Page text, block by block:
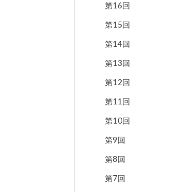
第16回
第15回
第14回
第13回
第12回
第11回
第10回
第9回
第8回
第7回